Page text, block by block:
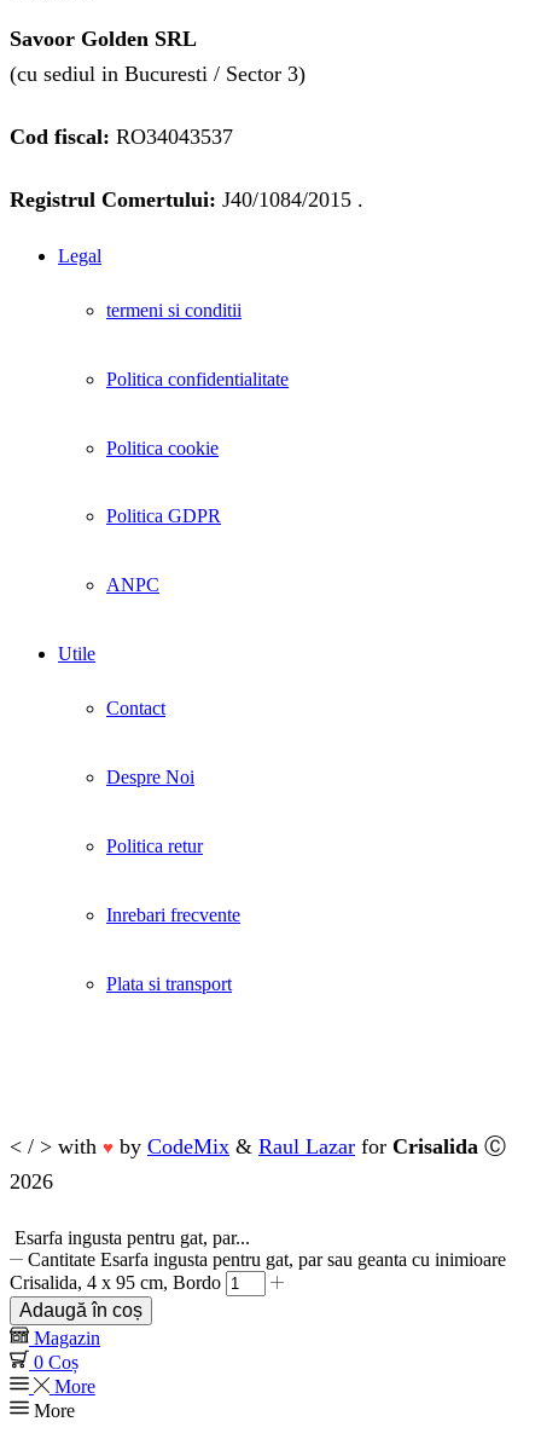
Savoor Golden SRL
(cu sediul in Bucuresti / Sector 3)
Cod fiscal: RO34043537
Registrul Comertului: J40/1084/2015 .
Legal
termeni si conditii
Politica confidentialitate
Politica cookie
Politica GDPR
ANPC
Utile
Contact
Despre Noi
Politica retur
Inrebari frecvente
Plata si transport
< / > with ♥ by CodeMix & Raul Lazar for Crisalida Ⓒ
2026
Esarfa ingusta pentru gat, par...
Cantitate Esarfa ingusta pentru gat, par sau geanta cu inimioare
Crisalida, 4 x 95 cm, Bordo
Adaugă în coș
Magazin
0 Coș
More
More